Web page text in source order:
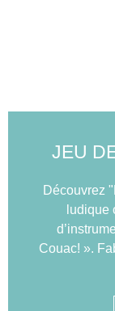
JEU
Découvrez
ludique
Couac! ».